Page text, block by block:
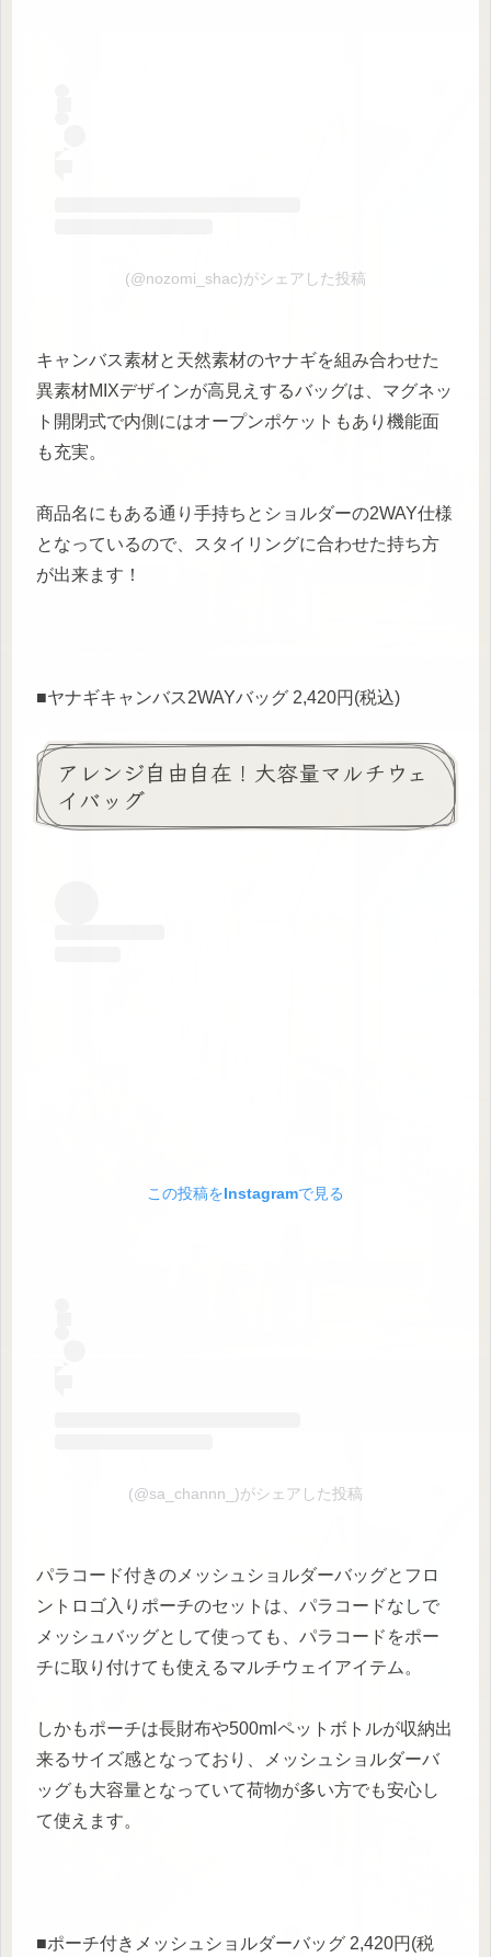
(@nozomi_shac)がシェアした投稿
キャンバス素材と天然素材のヤナギを組み合わせた
異素材MIXデザインが高見えするバッグは、マグネッ
ト開閉式で内側にはオープンポケットもあり機能面
も充実。
商品名にもある通り手持ちとショルダーの2WAY仕様
となっているので、スタイリングに合わせた持ち方
が出来ます！
■ヤナギキャンバス2WAYバッグ 2,420円(税込)
アレンジ自由自在！大容量マルチウェ
イバッグ
この投稿をInstagramで見る
(@sa_channn_)がシェアした投稿
パラコード付きのメッシュショルダーバッグとフロ
ントロゴ入りポーチのセットは、パラコードなしで
メッシュバッグとして使っても、パラコードをポー
チに取り付けても使えるマルチウェイアイテム。
しかもポーチは長財布や500mlペットボトルが収納出
来るサイズ感となっており、メッシュショルダーバ
ッグも大容量となっていて荷物が多い方でも安心し
て使えます。
■ポーチ付きメッシュショルダーバッグ 2,420円(税